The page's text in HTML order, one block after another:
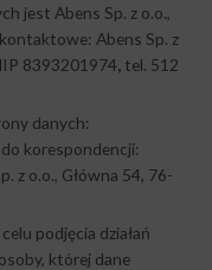
jest Abens Sp. z o.o.,
Abens Sp. z
8393201974, tel. 512
danych:
korespondencji:
z o.o., Główna 54, 76-
podjęcia działań
której dane